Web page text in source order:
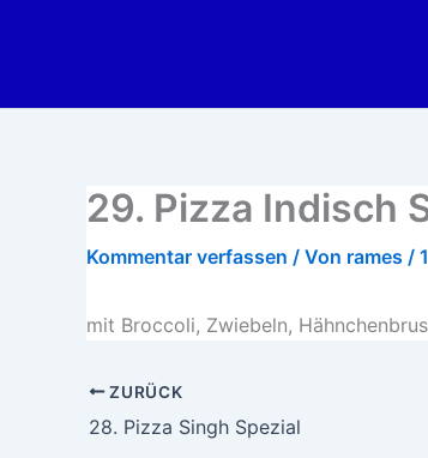
29. Pizza Indisch
Kommentar verfassen / Von rames /
mit Broccoli, Zwiebeln,
ZURÜCK
28. Pizza Singh Spezial